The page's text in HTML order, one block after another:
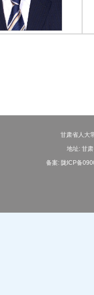
甘肃省人大
地址: 甘
备案: 陇ICP备